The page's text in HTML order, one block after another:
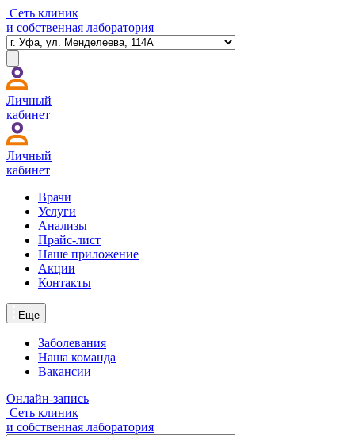
Сеть клиник
и собственная лаборатория
Личный
кабинет
Личный
кабинет
Врачи
Услуги
Анализы
Прайс-лист
Наше приложение
Акции
Контакты
Еще
Заболевания
Наша команда
Вакансии
Онлайн-запись
Сеть клиник
и собственная лаборатория